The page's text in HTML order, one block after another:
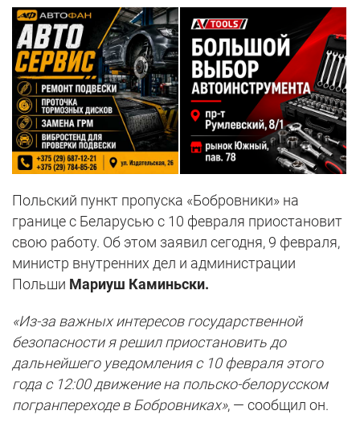
Польский пункт пропуска «Бобровники» на
границе с Беларусью с 10 февраля приостановит
свою работу. Об этом заявил сегодня, 9 февраля,
министр внутренних дел и администрации
Польши Мариуш Каминьски.
«Из-за важных интересов государственной
безопасности я решил приостановить до
дальнейшего уведомления с 10 февраля этого
года с 12:00 движение на польско-белорусском
погранпереходе в Бобровниках», — сообщил он.